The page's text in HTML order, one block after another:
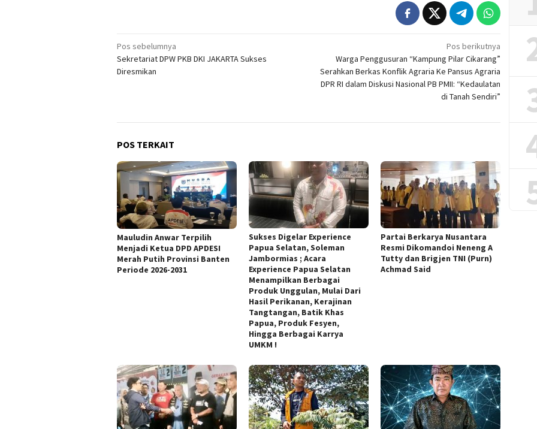
Navigasi
pos
Pos sebelumnya
Sekretariat DPW PKB DKI JAKARTA Sukses
Diresmikan
Pos berikutnya
Warga Penggusuran “Kampung Pilar Cikarang”
Serahkan Berkas Konflik Agraria Ke Pansus Agraria
DPR RI dalam Diskusi Nasional PB PMII: “Kedaulatan
di Tanah Sendiri”
POS TERKAIT
Mauludin Anwar Terpilih
Menjadi Ketua DPD APDESI
Merah Putih Provinsi Banten
Periode 2026-2031
Sukses Digelar Experience
Papua Selatan, Soleman
Jambormias ; Acara
Experience Papua Selatan
Menampilkan Berbagai
Produk Unggulan, Mulai Dari
Hasil Perikanan, Kerajinan
Tangtangan, Batik Khas
Papua, Produk Fesyen,
Hingga Berbagai Karrya
UMKM !
Partai Berkarya Nusantara
Resmi Dikomandoi Neneng A
Tutty dan Brigjen TNI (Purn)
Achmad Said